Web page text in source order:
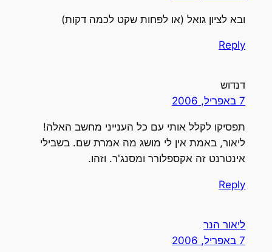
ובא לציון גואל (או לפחות שקט לכמה דקות)
Reply
דנדוש
7 באפריל, 2006
תפסיקו לקלל אותי עם כל הענייני מחשב האלה!
ליאור, באמת אין לי מושג מה אמרת שם. בשבילי
אינטרנט זה אקספלורר ומסנג'ר. וזהו.
Reply
ליאור הנר
7 באפריל, 2006